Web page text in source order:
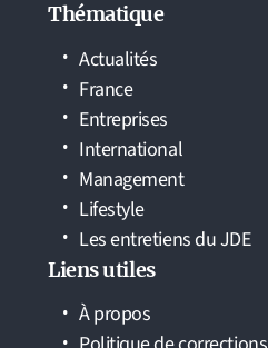
Thématique
Actualités
France
Entreprises
International
Management
Lifestyle
Les entretiens du JDE
Liens utiles
À propos